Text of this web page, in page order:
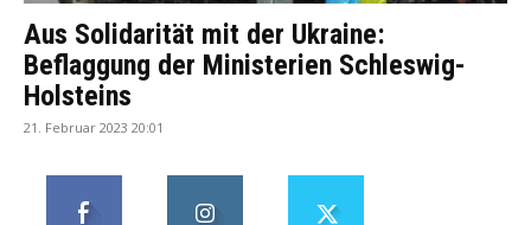
Aus Solidarität mit der Ukraine:
Beflaggung der Ministerien Schleswig-
Holsteins
21. Februar 2023 20:01